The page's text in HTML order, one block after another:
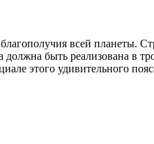
всей планеты.
быть реализована в
этого удивительного